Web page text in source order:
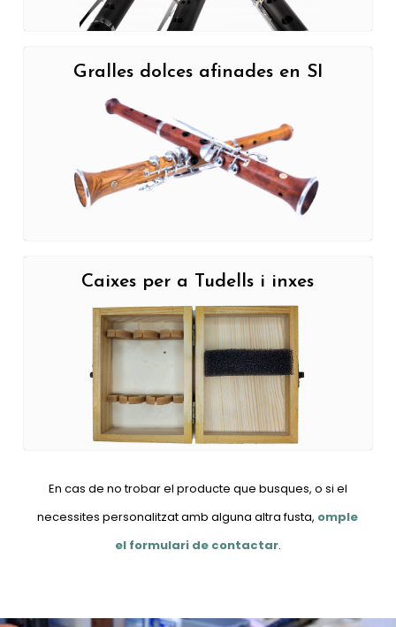
Gralles dolces afinades en SI
Caixes per a Tudells i inxes
En cas de no trobar el producte que busques, o si el
necessites personalitzat amb alguna altra fusta, omple
el formulari de contactar.